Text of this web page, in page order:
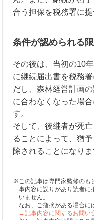
合う担保を税務署に提
条件が認められる
その後は、当初の10
に継続届出書を税務
だし、森林経営計画
に合わなくなった場
す。
そして、後継者が死
ることによって、猶
除されることになりま
※この記事は専門家監修のも
事内容に誤りがあり読者に
いません。
なお、ご指摘がある場合に
→記事内容に関するお問い